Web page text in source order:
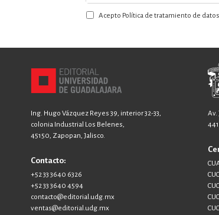
a
nuestroAcepto Política de tratamiento de datos
Ing. Hugo Vázquez Reyes 39, interior 32-33,
colonia Industrial Los Belenes,
45150, Zapopan, Jalisco.
Contacto:
+52 33 3640 6326
+52 33 3640 4594
contacto@editorial.udg.mx
ventas@editorial.udg.mx
Av.